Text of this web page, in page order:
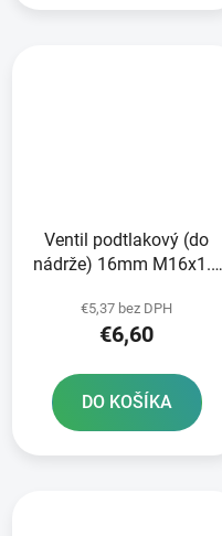
Ventil podtlakový (do
nádrže) 16mm M16x1.5
€5,37 bez DPH
€6,60
DO KOŠÍKA